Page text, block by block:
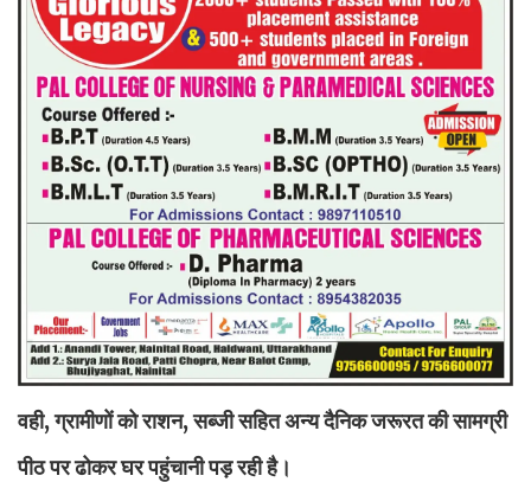
वही, ग्रामीणों को राशन, सब्जी सहित अन्य दैनिक जरूरत की सामग्री
पीठ पर ढोकर घर पहुंचानी पड़ रही है।